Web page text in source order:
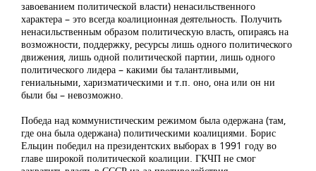
завоеванием политической власти) ненасильственного
характера – это всегда коалиционная деятельность. Получить
ненасильственным образом политическую власть, опираясь на
возможности, поддержку, ресурсы лишь одного политического
движения, лишь одной политической партии, лишь одного
политического лидера – какими бы талантливыми,
гениальными, харизматическими и т.п. оно, она или он ни
были бы – невозможно.
Победа над коммунистическим режимом была одержана (там,
где она была одержана) политическими коалициями. Борис
Ельцин победил на президентских выборах в 1991 году во
главе широкой политической коалиции. ГКЧП не смог